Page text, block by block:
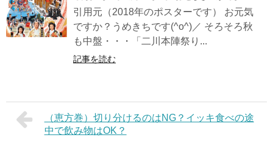
引用元（2018年のポスターです） お元気
ですか？うめきちです(^o^)／ そろそろ秋
も中盤・・・「二川本陣祭り...
記事を読む
（恵方巻）切り分けるのはNG？イッキ食べの途
中で飲み物はOK？